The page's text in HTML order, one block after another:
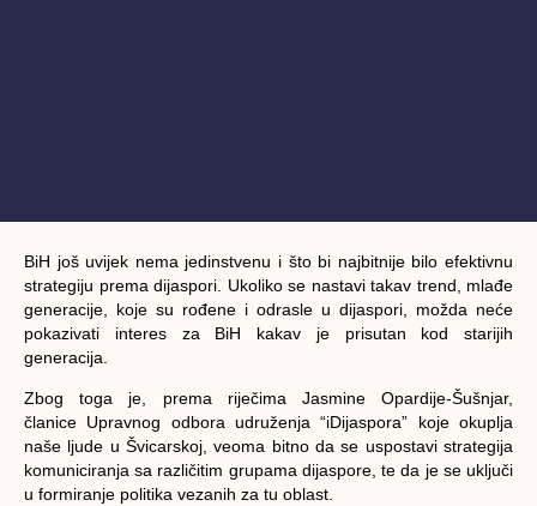
BiH još uvijek nema jedinstvenu i što bi najbitnije bilo efektivnu
strategiju prema dijaspori. Ukoliko se nastavi takav trend, mlađe
generacije, koje su rođene i odrasle u dijaspori, možda neće
pokazivati interes za BiH kakav je prisutan kod starijih
generacija.
Zbog toga je, prema riječima Jasmine Opardije-Šušnjar,
članice Upravnog odbora udruženja “iDijaspora” koje okuplja
naše ljude u Švicarskoj, veoma bitno da se uspostavi strategija
komuniciranja sa različitim grupama dijaspore, te da je se uključi
u formiranje politika vezanih za tu oblast.